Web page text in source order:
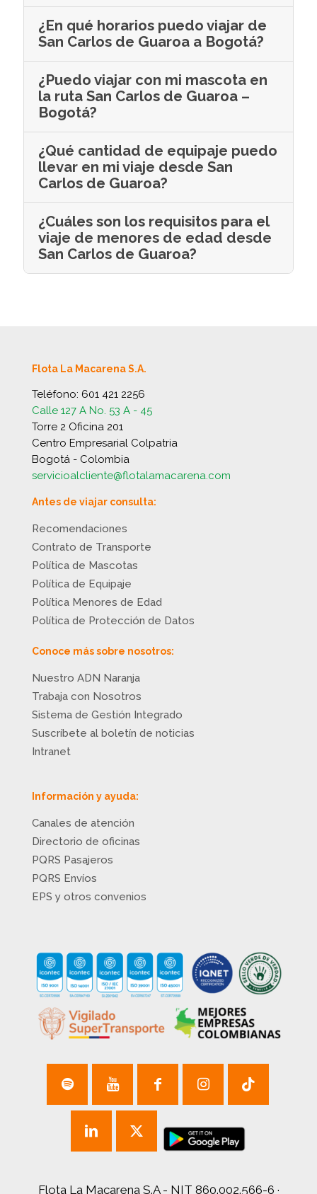
¿En qué horarios puedo viajar de
San Carlos de Guaroa a Bogotá?
¿Puedo viajar con mi mascota en
la ruta San Carlos de Guaroa –
Bogotá?
¿Qué cantidad de equipaje puedo
llevar en mi viaje desde San
Carlos de Guaroa?
¿Cuáles son los requisitos para el
viaje de menores de edad desde
San Carlos de Guaroa?
Flota La Macarena S.A.
Teléfono: 601 421 2256
Calle 127 A No. 53 A - 45
Torre 2 Oficina 201
Centro Empresarial Colpatria
Bogotá - Colombia
servicioalcliente@flotalamacarena.com
Antes de viajar consulta:
Recomendaciones
Contrato de Transporte
Política de Mascotas
Política de Equipaje
Política Menores de Edad
Política de Protección de Datos
Conoce más sobre nosotros:
Nuestro ADN Naranja
Trabaja con Nosotros
Sistema de Gestión Integrado
Suscríbete al boletín de noticias
Intranet
Información y ayuda:
Canales de atención
Directorio de oficinas
PQRS Pasajeros
PQRS Envíos
EPS y otros convenios
Flota La Macarena S.A - NIT 860.002.566-6 ·